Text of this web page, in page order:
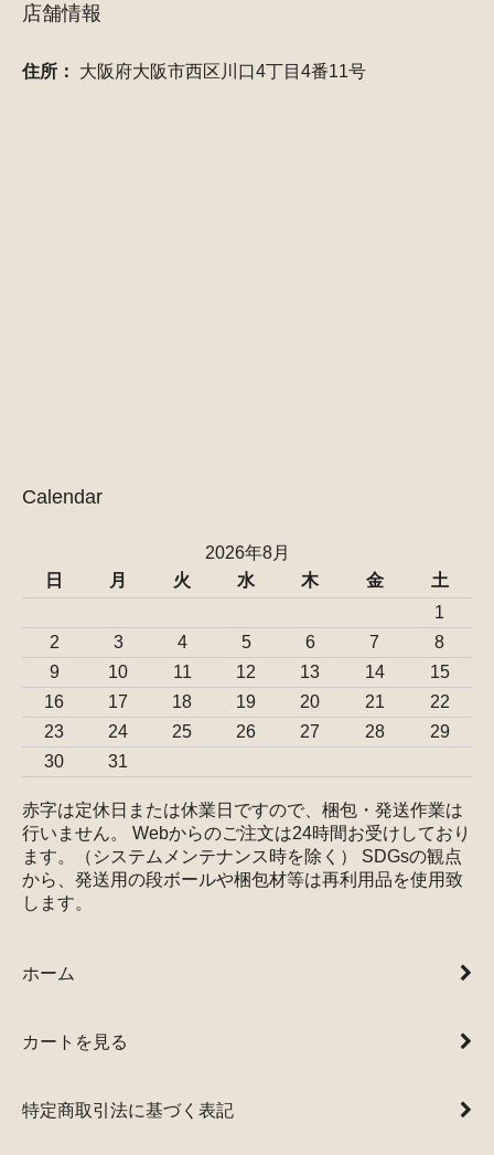
店舗情報
住所： 大阪府大阪市西区川口4丁目4番11号
Calendar
2026年8月
日
月 火 水 木 金
土
1
2
3 4 5 6 7
8
9
10 11 12 13 14
15
16
17 18 19 20 21
22
23
24 25 26 27 28
29
30
31
赤字は定休日または休業日ですので、梱包・発送作業は
行いません。 Webからのご注文は24時間お受けしており
ます。（システムメンテナンス時を除く） SDGsの観点
から、発送用の段ボールや梱包材等は再利用品を使用致
します。
ホーム
カートを見る
特定商取引法に基づく表記